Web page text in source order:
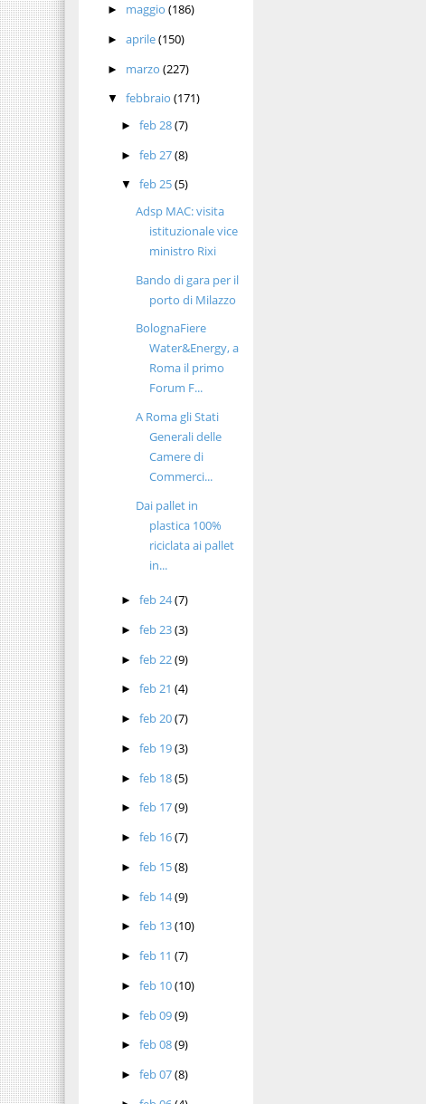
► maggio (186)
► aprile(150)
► marzo (227)
▼ febbraio (171)
►feb 28(7)
►feb 27(8)
▼feb 25(5)
Adsp MAC: visita
istituzionale vice
ministro Rixi
Bando di gara per il
porto di Milazzo
BolognaFiere
Water&Energy, a
Roma il primo
Forum F...
A Roma gli Stati
Generali delle
Camere di
Commerci...
Dai pallet in
plastica 100%
riciclata ai pallet
in...
►feb 24(7)
►feb 23(3)
►feb 22(9)
►feb 21(4)
►feb 20(7)
►feb 19(3)
►feb 18(5)
►feb 17(9)
►feb 16(7)
►feb 15(8)
►feb 14(9)
►feb 13(10)
►feb 11(7)
►feb 10(10)
►feb 09(9)
►feb 08(9)
►feb 07(8)